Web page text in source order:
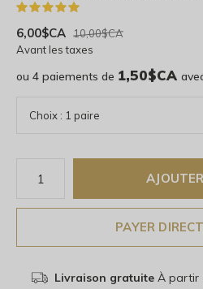
6,00$CA 10,00$CA
Avant les taxes
ou 4 paiements de 1,50$CA
PAYER
Livraison gratuiteÀ partir